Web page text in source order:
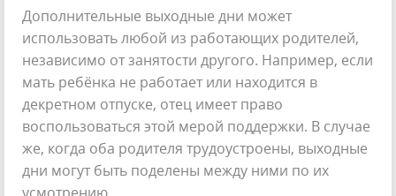
Дополнительные выходные дни может
использовать любой из работающих родителей,
независимо от занятости другого. Например, если
мать ребёнка не работает или находится в
декретном отпуске, отец имеет право
воспользоваться этой мерой поддержки. В случае
же, когда оба родителя трудоустроены, выходные
дни могут быть поделены между ними по их